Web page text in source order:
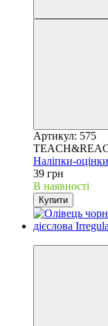
Артикул: 575
Наліпки-
39 грн
В наявності
Купити